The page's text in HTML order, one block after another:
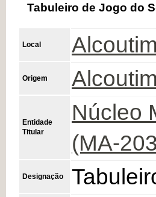
Tabuleiro de Jogo do
Local
Origem
Entidade
Titular
Núcleo
(MA-
Designação